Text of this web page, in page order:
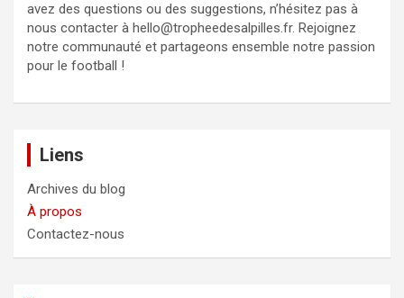
avez des questions ou des suggestions, n’hésitez pas à
nous contacter à hello@tropheedesalpilles.fr. Rejoignez
notre communauté et partageons ensemble notre passion
pour le football !
Liens
Archives du blog
À propos
Contactez-nous